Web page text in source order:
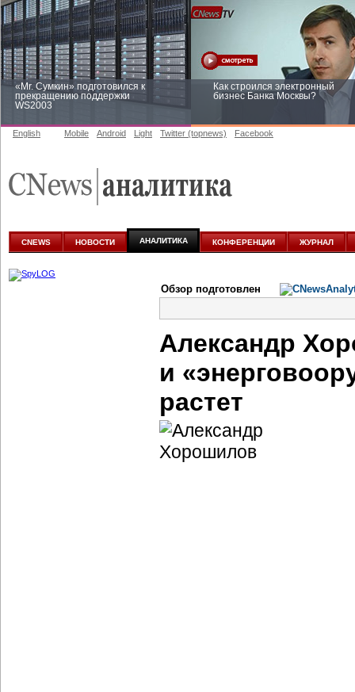
«Mr. Сумкин» подготовился к
прекращению поддержки
WS2003
Как строился электронный
бизнес Банка Москвы?
аналитике
English Mobile Android Light Twitter (topnews) Facebook
CNEWS НОВОСТИ АНАЛИТИКА КОНФЕРЕНЦИИ ЖУРНАЛ
Обзор подготовлен
Александр
и
растет